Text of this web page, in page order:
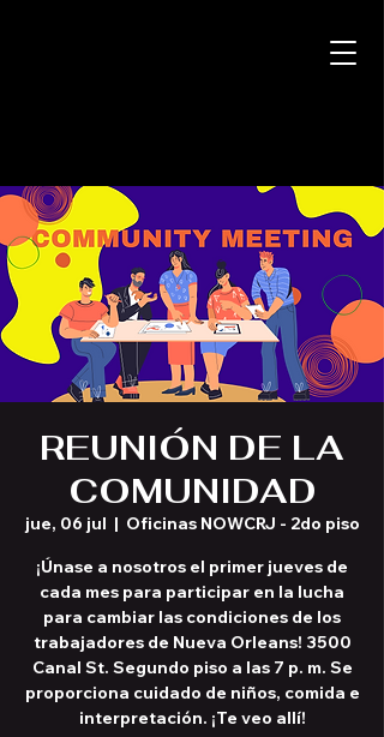
REUNIÓN DE LA
COMUNIDAD
jue, 06 jul
  |
Oficinas NOWCRJ - 2do piso
¡Únase a nosotros el primer jueves de
cada mes para participar en la lucha
para cambiar las condiciones de los
trabajadores de Nueva Orleans! 3500
Canal St. Segundo piso a las 7 p. m. Se
proporciona cuidado de niños, comida e
interpretación. ¡Te veo allí!